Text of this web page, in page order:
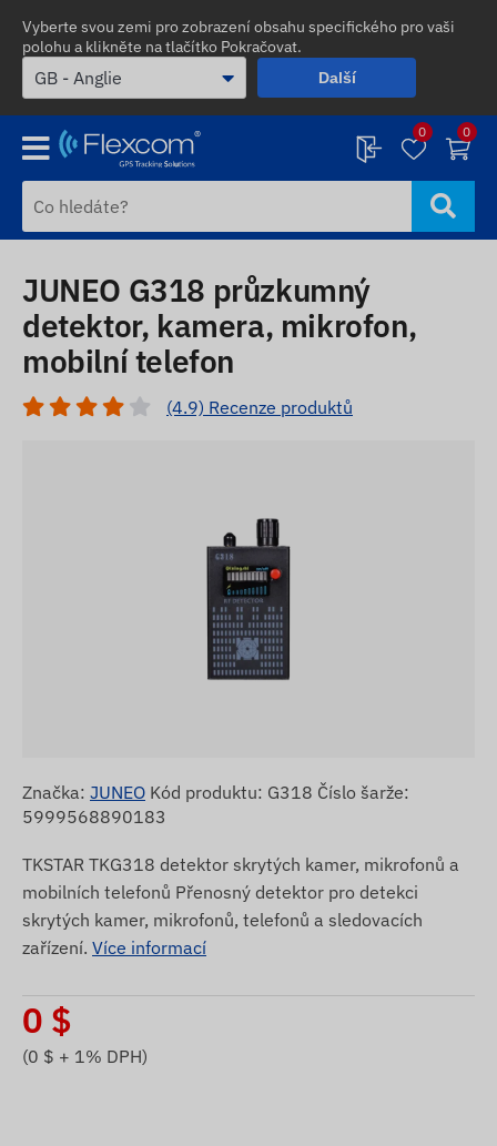
Vyberte svou zemi pro zobrazení obsahu specifického pro vaši
polohu a klikněte na tlačítko Pokračovat.
Další
0 0
JUNEO G318 průzkumný
detektor, kamera, mikrofon,
mobilní telefon
(4.9) Recenze produktů
Značka: JUNEO Kód produktu: G318 Číslo šarže:
5999568890183
TKSTAR TKG318 detektor skrytých kamer, mikrofonů a
mobilních telefonů Přenosný detektor pro detekci
skrytých kamer, mikrofonů, telefonů a sledovacích
zařízení. Více informací
0 $
(0 $ + 1% DPH)